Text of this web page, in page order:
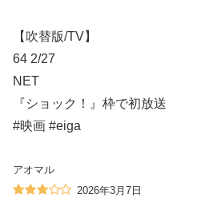
【吹替版/TV】
64 2/27
NET
『ショック！』枠で初放送
#映画 #eiga
アオマル
2026年3月7日